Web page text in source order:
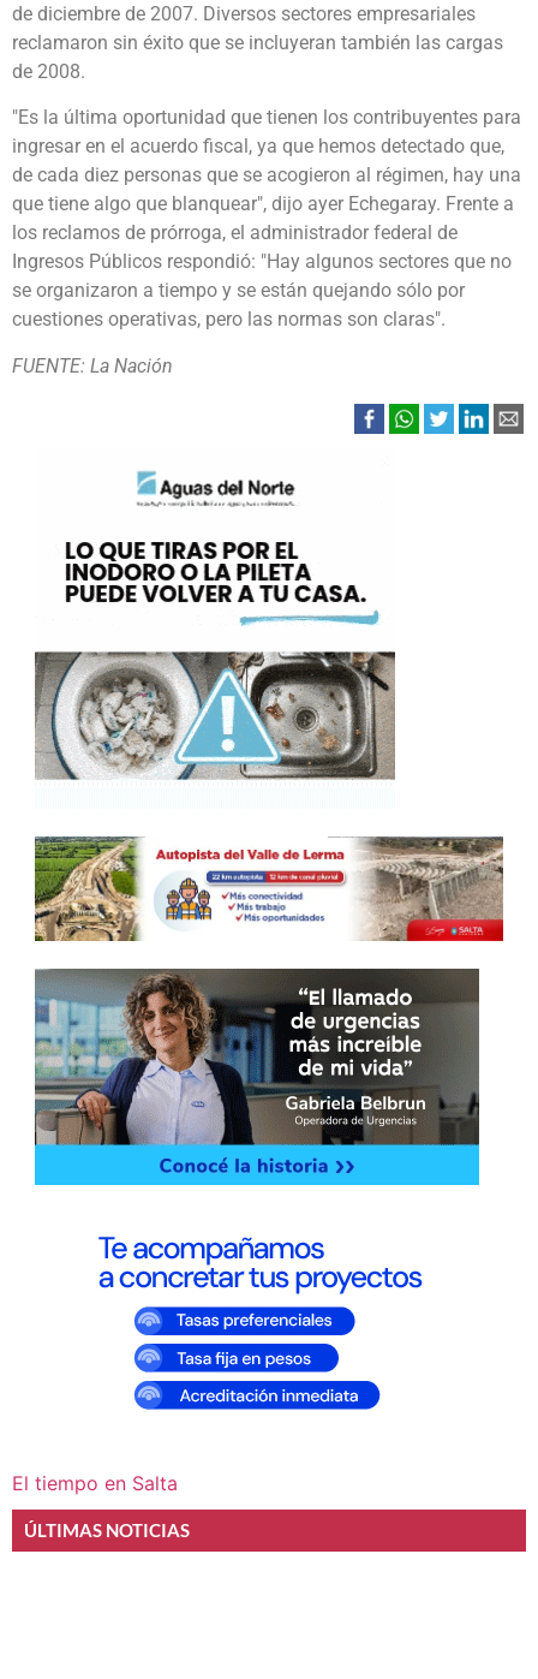
de diciembre de 2007. Diversos sectores empresariales
reclamaron sin éxito que se incluyeran también las cargas
de 2008.
"Es la última oportunidad que tienen los contribuyentes para
ingresar en el acuerdo fiscal, ya que hemos detectado que,
de cada diez personas que se acogieron al régimen, hay una
que tiene algo que blanquear", dijo ayer Echegaray. Frente a
los reclamos de prórroga, el administrador federal de
Ingresos Públicos respondió: "Hay algunos sectores que no
se organizaron a tiempo y se están quejando sólo por
cuestiones operativas, pero las normas son claras".
FUENTE: La Nación
El tiempo en Salta
ÚLTIMAS NOTICIAS